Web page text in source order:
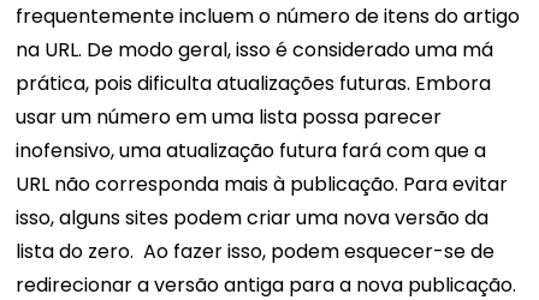
frequentemente incluem o número de itens do artigo
na URL. De modo geral, isso é considerado uma má
prática, pois dificulta atualizações futuras. Embora
usar um número em uma lista possa parecer
inofensivo, uma atualização futura fará com que a
URL não corresponda mais à publicação. Para evitar
isso, alguns sites podem criar uma nova versão da
lista do zero. Ao fazer isso, podem esquecer-se de
redirecionar a versão antiga para a nova publicação.